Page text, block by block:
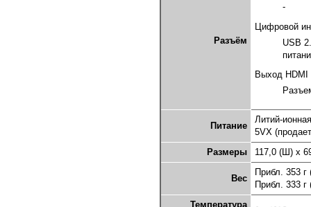
Разъём
-
Цифровой
USB
Выход HDMI
Питание
Литий-
5VX
Размеры
117,0 (Ш) x
Вес
Прибл. 353 г
Прибл. 333 г
Температура